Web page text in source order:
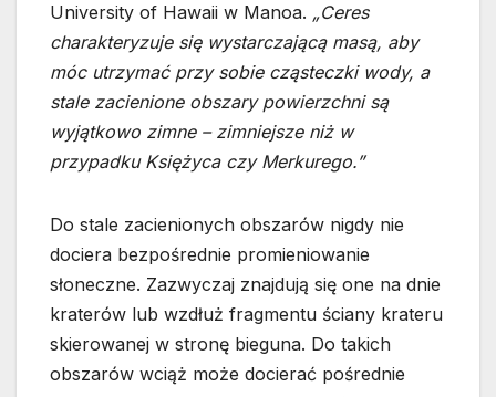
University of Hawaii w Manoa. „Ceres
charakteryzuje się wystarczającą masą, aby
móc utrzymać przy sobie cząsteczki wody, a
stale zacienione obszary powierzchni są
wyjątkowo zimne – zimniejsze niż w
przypadku Księżyca czy Merkurego.”
Do stale zacienionych obszarów nigdy nie
dociera bezpośrednie promieniowanie
słoneczne. Zazwyczaj znajdują się one na dnie
kraterów lub wzdłuż fragmentu ściany krateru
skierowanej w stronę bieguna. Do takich
obszarów wciąż może docierać pośrednie